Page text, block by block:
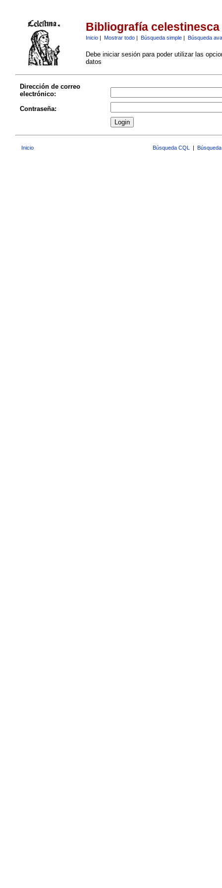
Bibliografía celestinesca
Inicio| Mostrar todo| Búsqueda simple| Búsqueda
Debe iniciar sesión para poder utilizar las
datos
Dirección de correo
electrónico:
Contraseña:
Inicio Búsqueda CQL |